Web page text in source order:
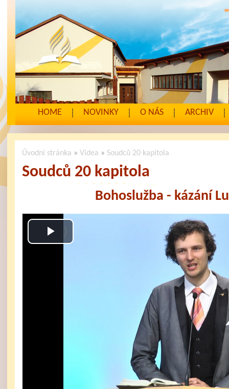
HOME NOVINKY O NÁS ARCHIV
Úvodní stránka » Videa » Soudců 20 kapitola
Soudců 20 kapitola
Bohoslužba - kázání
Play